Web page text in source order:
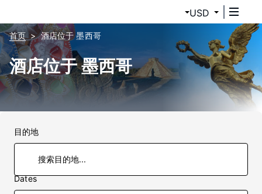
USD
首页 酒店位于 墨西哥
酒店位于 墨西哥
目的地
Dates